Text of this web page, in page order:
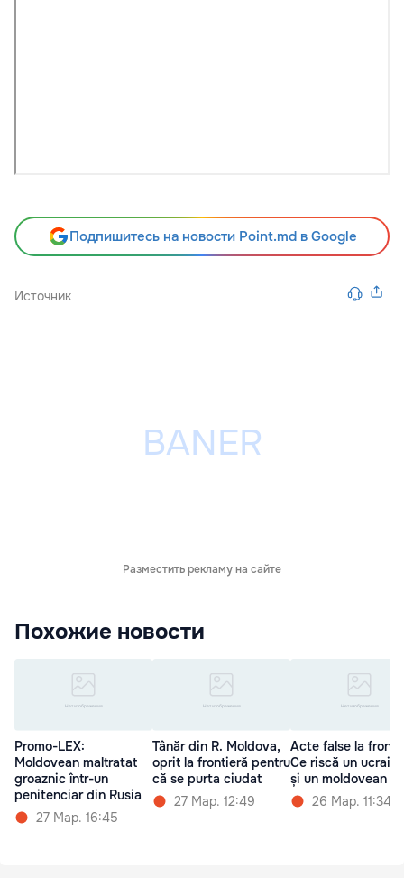
Подпишитесь на новости Point.md в Google
Источник
Разместить рекламу на сайте
Похожие новости
Promo-LEX:
Moldovean maltratat
groaznic într-un
penitenciar din Rusia
27 Мар. 16:45
Tânăr din R. Moldova,
oprit la frontieră pentru
că se purta ciudat
27 Мар. 12:49
Acte false la
Ce riscă un
și un moldovean
26 Мар. 11:34